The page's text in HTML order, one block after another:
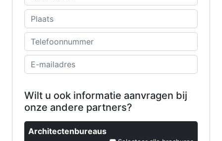
Wilt u ook informatie aanvragen bij
onze andere partners?
Architectenbureaus